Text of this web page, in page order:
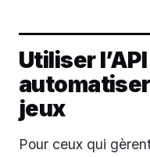
Utiliser
jeux
Pour ceux qui